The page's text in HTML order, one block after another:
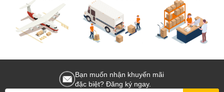
Bạn muốn nhận khuyến mãi
đặc biệt? Đăng ký ngay.